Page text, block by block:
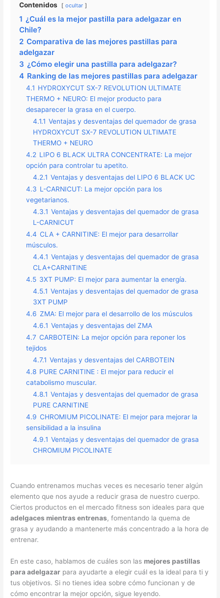
Contenidos ocultar
1 ¿Cuál es la mejor pastilla para adelgazar en
Chile?
2 Comparativa de las mejores pastillas para
adelgazar
3 ¿Cómo elegir una pastilla para adelgazar?
4 Ranking de las mejores pastillas para adelgazar
4.1 HYDROXYCUT SX-7 REVOLUTION ULTIMATE
THERMO + NEURO: El mejor producto para
desaparecer la grasa en el cuerpo.
4.1.1 Ventajas y desventajas del quemador de grasa
HYDROXYCUT SX-7 REVOLUTION ULTIMATE
THERMO + NEURO
4.2 LIPO 6 BLACK ULTRA CONCENTRATE: La mejor
opción para controlar tu apetito.
4.2.1 Ventajas y desventajas del LIPO 6 BLACK UC
4.3 L-CARNICUT: La mejor opción para los
vegetarianos.
4.3.1 Ventajas y desventajas del quemador de grasa
L-CARNICUT
4.4 CLA + CARNITINE: El mejor para desarrollar
músculos.
4.4.1 Ventajas y desventajas del quemador de grasa
CLA+CARNITINE
4.5 3XT PUMP: El mejor para aumentar la energía.
4.5.1 Ventajas y desventajas del quemador de grasa
3XT PUMP
4.6 ZMA: El mejor para el desarrollo de los músculos
4.6.1 Ventajas y desventajas del ZMA
4.7 CARBOTEIN: La mejor opción para reponer los
tejidos
4.7.1 Ventajas y desventajas del CARBOTEIN
4.8 PURE CARNITINE : El mejor para reducir el
catabolismo muscular.
4.8.1 Ventajas y desventajas del quemador de grasa
PURE CARNITINE
4.9 CHROMIUM PICOLINATE: El mejor para mejorar la
sensibilidad a la insulina
4.9.1 Ventajas y desventajas del quemador de grasa
CHROMIUM PICOLINATE
Cuando entrenamos muchas veces es necesario tener algún
elemento que nos ayude a reducir grasa de nuestro cuerpo.
Ciertos productos en el mercado fitness son ideales para que
adelgaces mientras entrenas, fomentando la quema de
grasa y ayudando a mantenerte más concentrado a la hora de
entrenar.
En este caso, hablamos de cuáles son las mejores pastillas
para adelgazar para ayudarte a elegir cuál es la ideal para ti y
tus objetivos. Si no tienes idea sobre cómo funcionan y de
cómo encontrar la mejor opción, sigue leyendo.